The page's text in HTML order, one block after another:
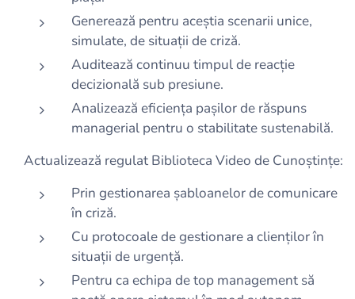
Generează pentru aceștia scenarii unice,
simulate, de situații de criză.
Auditează continuu timpul de reacție
decizională sub presiune.
Analizează eficiența pașilor de răspuns
managerial pentru o stabilitate sustenabilă.
Actualizează regulat Biblioteca Video de Cunoștințe:
Prin gestionarea șabloanelor de comunicare
în criză.
Cu protocoale de gestionare a clienților în
situații de urgență.
Pentru ca echipa de top management să